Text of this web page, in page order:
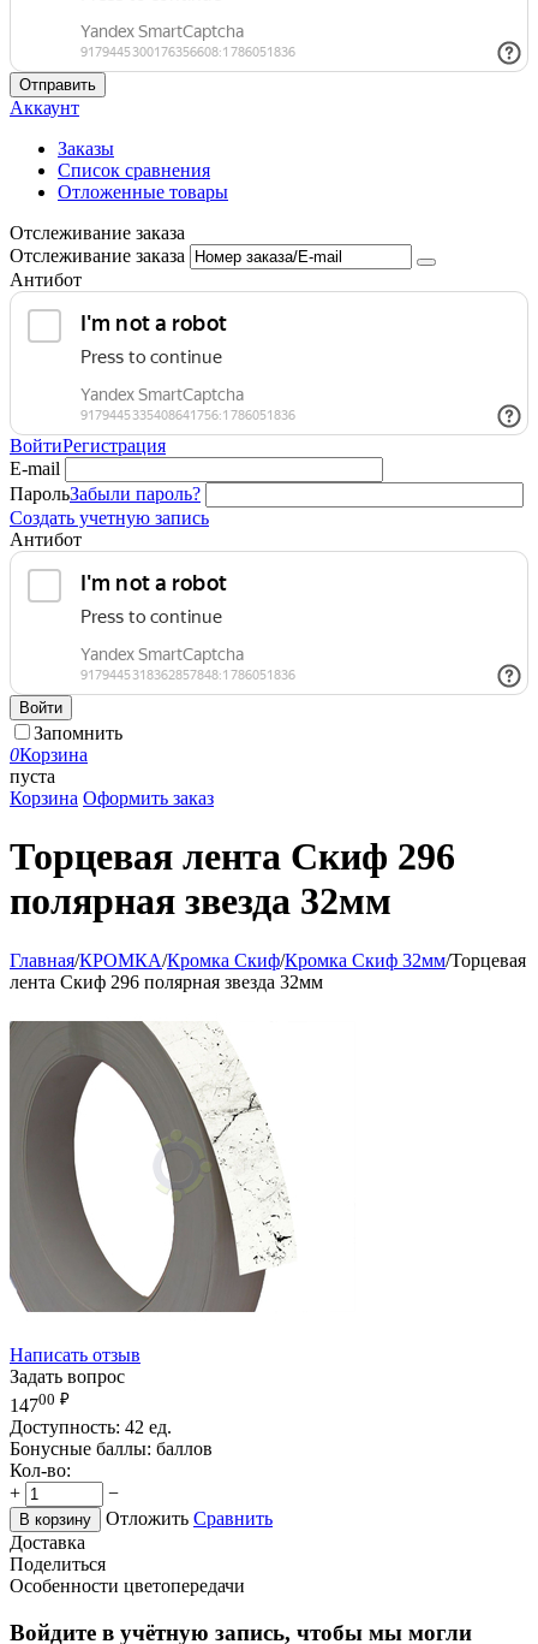
Отправить
Аккаунт
Заказы
Список сравнения
Отложенные товары
Отслеживание заказа
Отслеживание заказа
Антибот
ВойтиРегистрация
E-mail
ПарольЗабыли пароль?
Создать учетную запись
Антибот
Войти
Запомнить
0Корзина
пуста
Корзина Оформить заказ
Торцевая лента Скиф 296
полярная звезда 32мм
Главная/КРОМКА/Кромка Скиф/Кромка Скиф 32мм/Торцевая
лента Скиф 296 полярная звезда 32мм
Написать отзыв
Задать вопрос
14700 ₽
Доступность: 42 ед.
Бонусные баллы: баллов
Кол-во:
+
−
В корзину Отложить Сравнить
Доставка
Поделиться
Особенности цветопередачи
Войдите в учётную запись, чтобы мы могли